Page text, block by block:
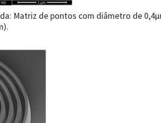
Matriz de pontos com diâmetro de